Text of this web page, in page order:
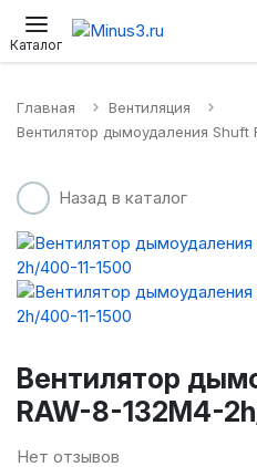
Каталог
Настенные сплит-системы
Главная
Вентиляция
Вентилятор дымоудаления Shuft
Назад в каталог
Вентилятор
RAW-8-132M4-
Нет отзывов